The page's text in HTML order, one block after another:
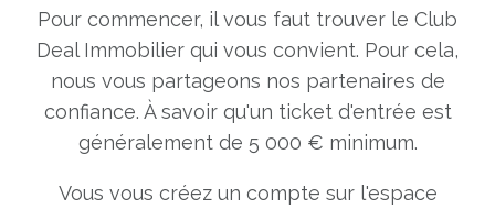
Pour commencer, il vous faut trouver le Club
Deal Immobilier qui vous convient. Pour cela,
nous vous partageons nos partenaires de
confiance. À savoir qu'un ticket d'entrée est
généralement de 5 000 € minimum.
Vous vous créez un compte sur l'espace